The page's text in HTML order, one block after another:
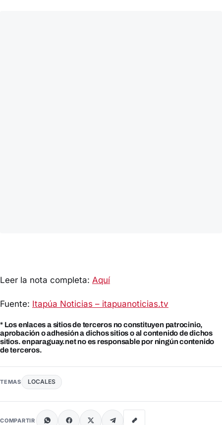
Leer la nota completa: Aquí
Fuente: Itapúa Noticias – itapuanoticias.tv
* Los enlaces a sitios de terceros no constituyen patrocinio,
aprobación o adhesión a dichos sitios o al contenido de dichos
sitios. enparaguay.net no es responsable por ningún contenido
de terceros.
TEMAS LOCALES
COMPARTIR